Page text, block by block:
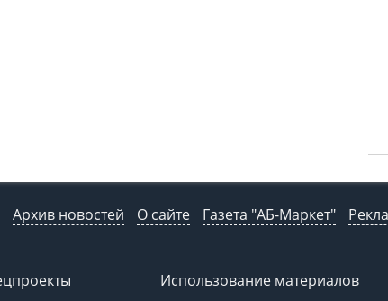
Архив новостей О сайте Газета "АБ-Маркет"
Использование материалов